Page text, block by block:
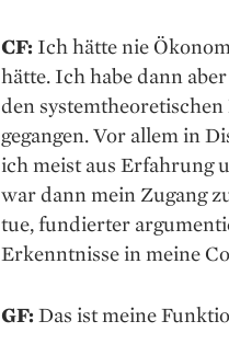
CF: Ich hätte nie
hätte. Ich habe dann
den
gegangen. Vor allem in
ich meist aus Erfahrung
war dann mein Zugang
tue, fundierter
Erkenntnisse in meine
GF: Das ist meine